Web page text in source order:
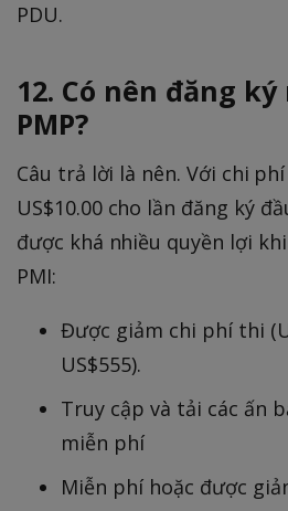
PDU.
12. Có nên đăng
PMP?
Câu trả lời là nên. Với chi
US$10.00 cho lần đăng ký
được khá nhiều quyền lợi
PMI:
Được giảm chi phí thi
US$555).
Truy cập và tải các ấn
miễn phí
Miễn phí hoặc được